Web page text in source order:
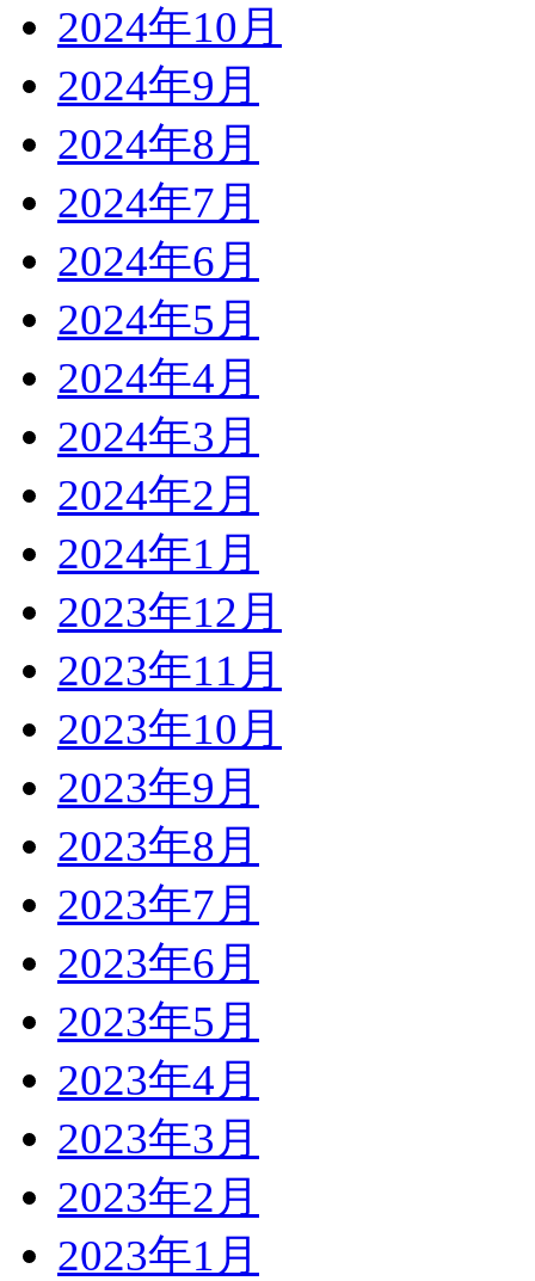
2024年10月
2024年9月
2024年8月
2024年7月
2024年6月
2024年5月
2024年4月
2024年3月
2024年2月
2024年1月
2023年12月
2023年11月
2023年10月
2023年9月
2023年8月
2023年7月
2023年6月
2023年5月
2023年4月
2023年3月
2023年2月
2023年1月